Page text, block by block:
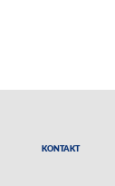
Kontakt